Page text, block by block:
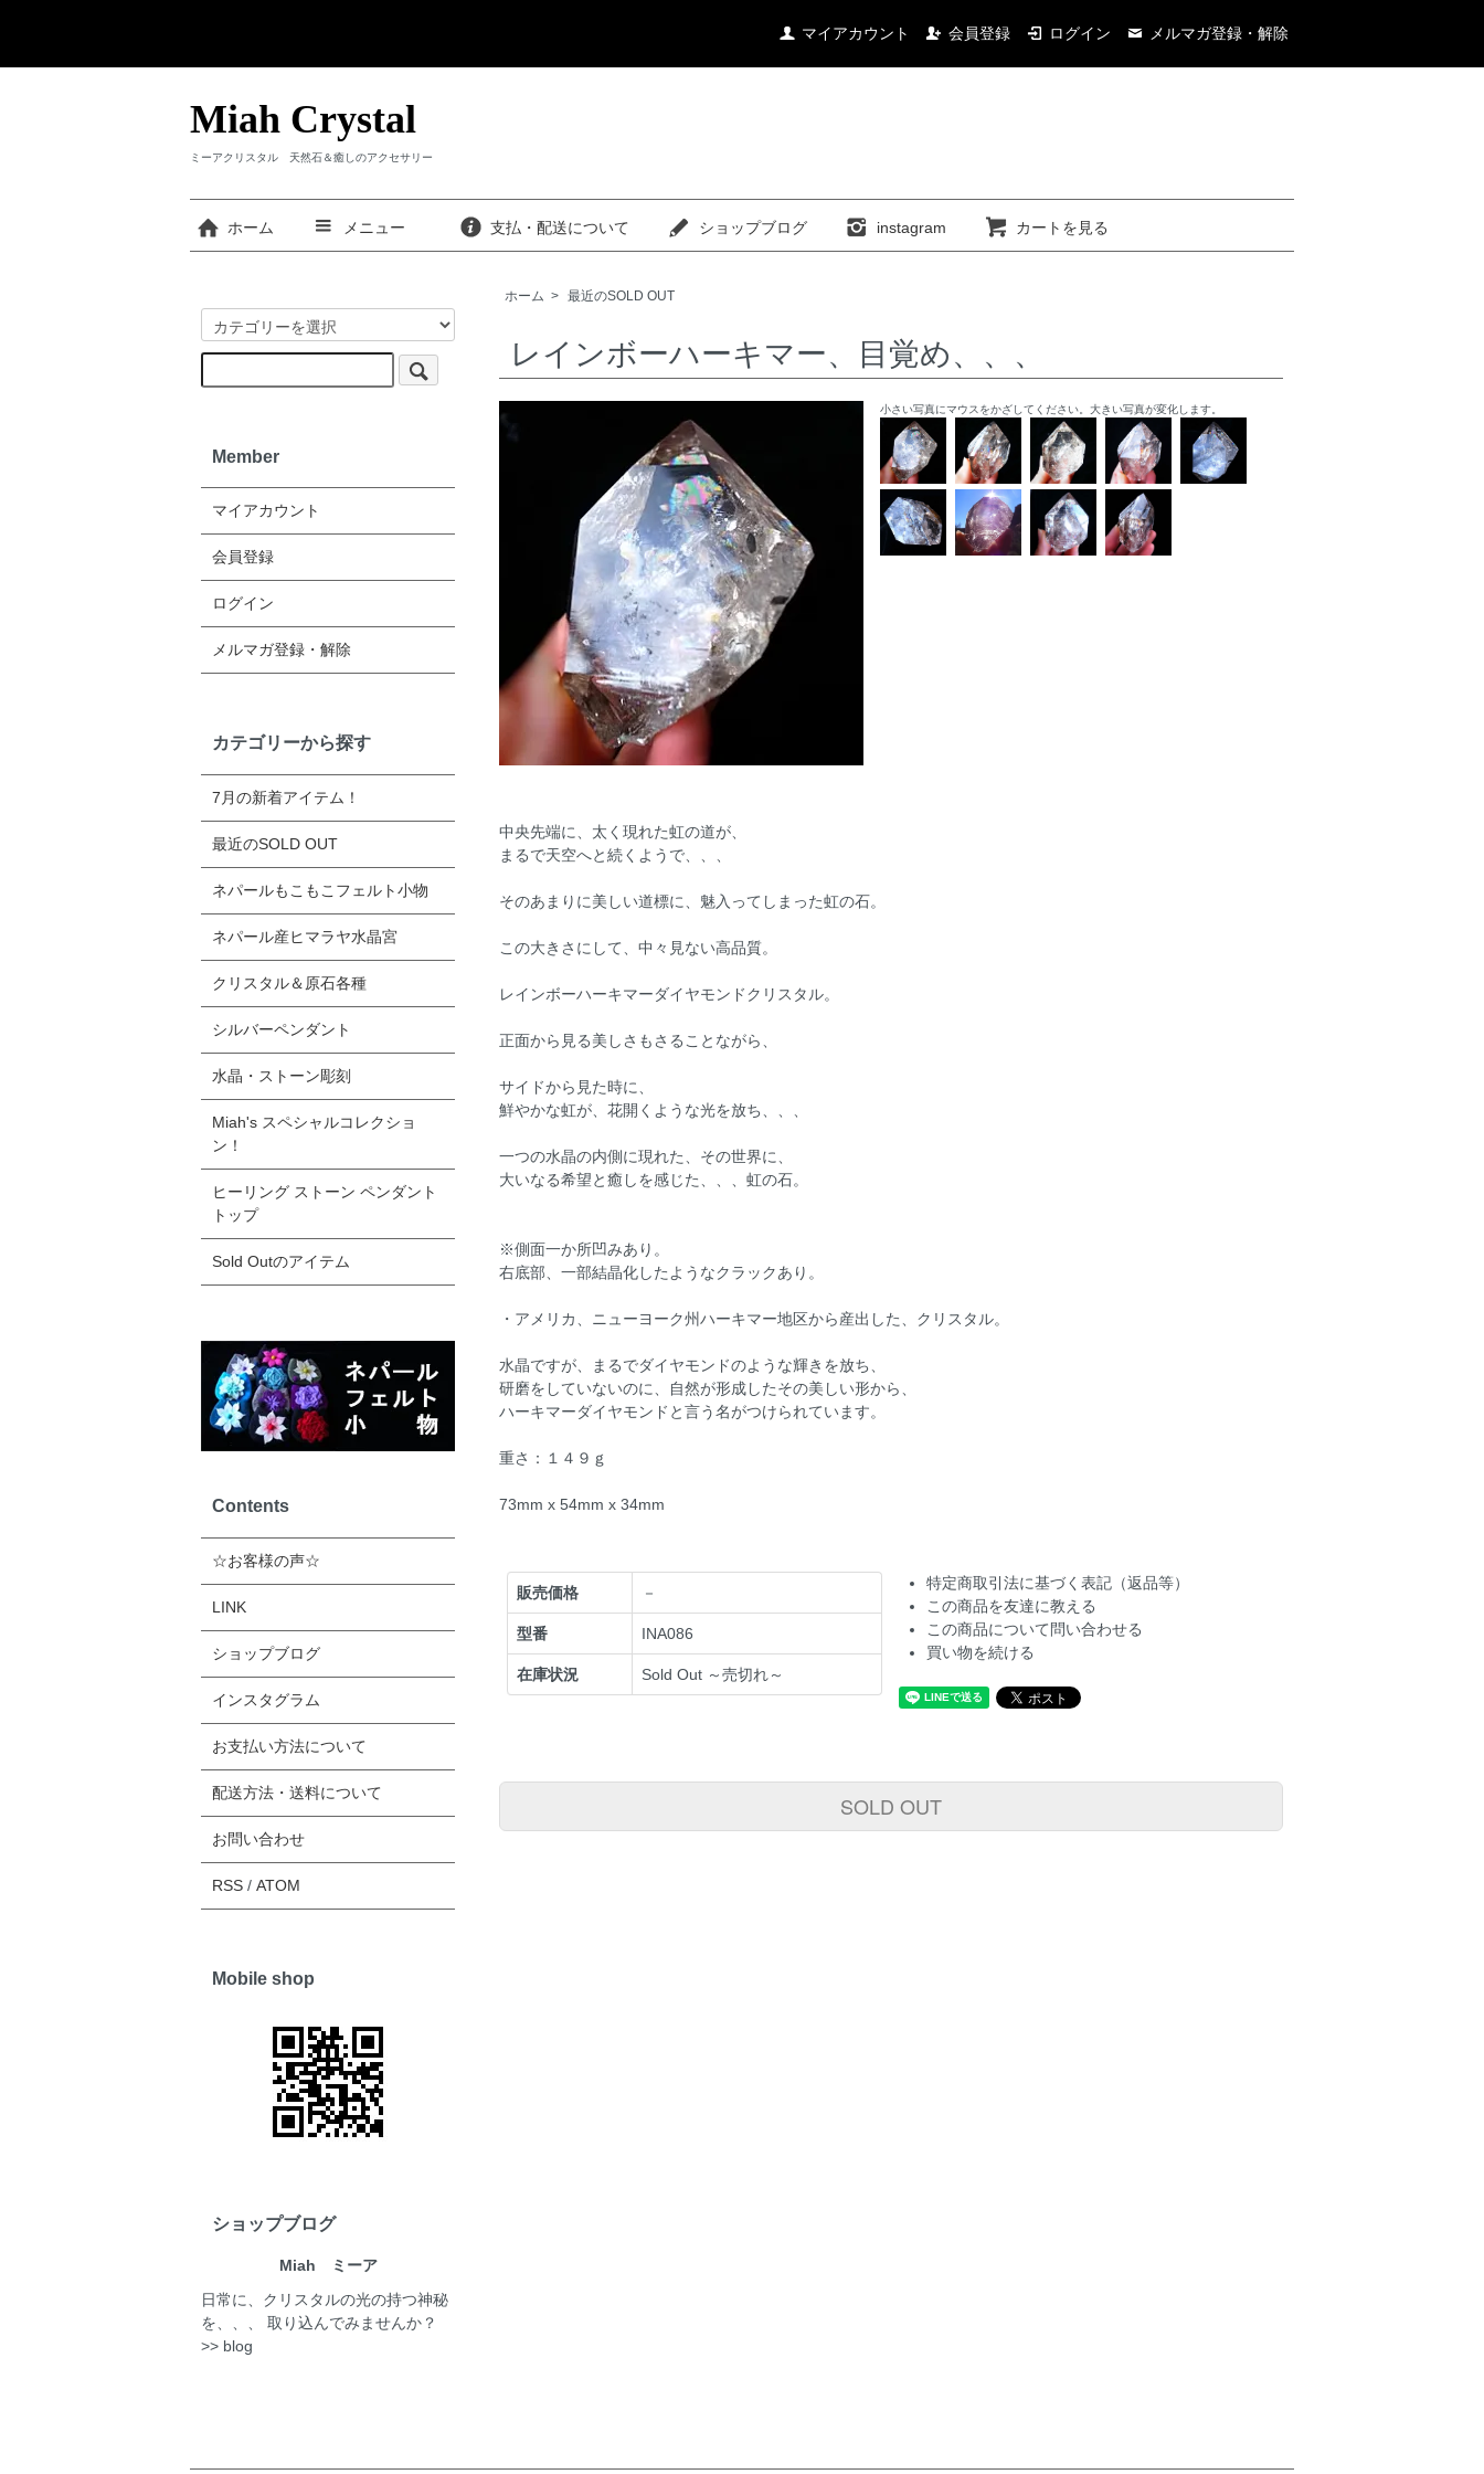
マイアカウント 会員登録 ログイン メルマガ登録・解除
Miah Crystal
ミーアクリスタル 天然石＆癒しのアクセサリー
ホーム メニュー 支払・配送について ショップブログ instagram カートを見る
ホーム > 最近のSOLD OUT
レインボーハーキマー、目覚め、、、
小さい写真にマウスをかざしてください。大きい写真が変化します。
中央先端に、太く現れた虹の道が、
まるで天空へと続くようで、、、
そのあまりに美しい道標に、魅入ってしまった虹の石。
この大きさにして、中々見ない高品質。
レインボーハーキマーダイヤモンドクリスタル。
正面から見る美しさもさることながら、
サイドから見た時に、
鮮やかな虹が、花開くような光を放ち、、、
一つの水晶の内側に現れた、その世界に、
大いなる希望と癒しを感じた、、、虹の石。
※側面一か所凹みあり。
右底部、一部結晶化したようなクラックあり。
・アメリカ、ニューヨーク州ハーキマー地区から産出した、クリスタル。
水晶ですが、まるでダイヤモンドのような輝きを放ち、
研磨をしていないのに、自然が形成したその美しい形から、
ハーキマーダイヤモンドと言う名がつけられています。
重さ：１４９ｇ
73mm x 54mm x 34mm
販売価格 －
型番 INA086
在庫状況 Sold Out ～売切れ～
特定商取引法に基づく表記（返品等）
この商品を友達に教える
この商品について問い合わせる
買い物を続ける
SOLD OUT
Member
マイアカウント
会員登録
ログイン
メルマガ登録・解除
カテゴリーから探す
7月の新着アイテム！
最近のSOLD OUT
ネパールもこもこフェルト小物
ネパール産ヒマラヤ水晶宮
クリスタル＆原石各種
シルバーペンダント
水晶・ストーン彫刻
Miah's スペシャルコレクショ
ン！
ヒーリング ストーン ペンダント
トップ
Sold Outのアイテム
Contents
☆お客様の声☆
LINK
ショップブログ
インスタグラム
お支払い方法について
配送方法・送料について
お問い合わせ
RSS / ATOM
Mobile shop
ショップブログ
Miah ミーア
日常に、クリスタルの光の持つ神秘
を、、、 取り込んでみませんか？
>> blog